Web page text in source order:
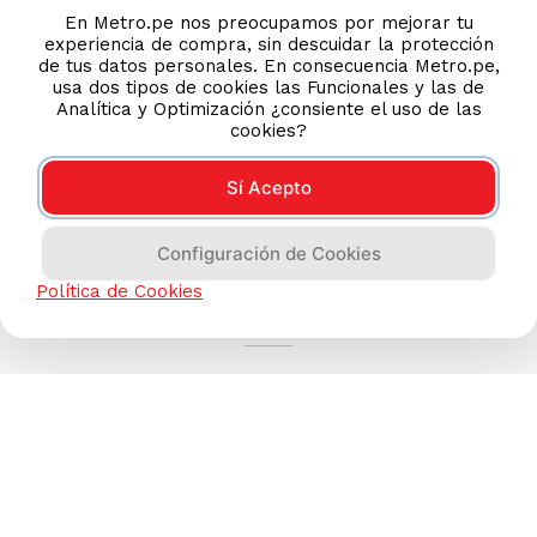
En Metro.pe nos preocupamos por mejorar tu
experiencia de compra, sin descuidar la protección
de tus datos personales. En consecuencia Metro.pe,
usa dos tipos de cookies las Funcionales y las de
Analítica y Optimización ¿consiente el uso de las
cookies?
Sí Acepto
Configuración de Cookies
Política de Cookies